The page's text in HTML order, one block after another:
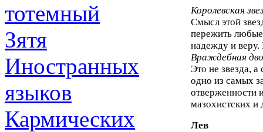
тотемный
Зятя
Иностранных
языков
Кармических
Королевская
Смысл этой
пережить
надежду и
Враждебная
Это не звезда,
одно из самых
отверженности
мазохистских и
Лев